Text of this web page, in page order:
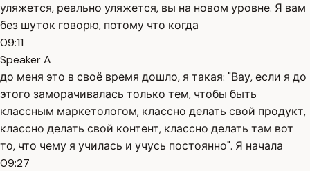
уляжется, реально уляжется, вы на новом уровне. Я вам
без шуток говорю, потому что когда
09:11
Speaker A
до меня это в своё время дошло, я такая: "Вау, если я до
этого заморачивалась только тем, чтобы быть
классным маркетологом, классно делать свой продукт,
классно делать свой контент, классно делать там вот
то, что чему я училась и учусь постоянно". Я начала
09:27